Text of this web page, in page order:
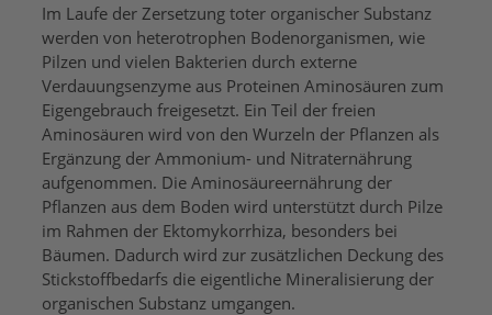
Im Laufe der Zersetzung toter organischer Substanz
werden von heterotrophen Bodenorganismen, wie
Pilzen und vielen Bakterien durch externe
Verdauungsenzyme aus Proteinen Aminosäuren zum
Eigengebrauch freigesetzt. Ein Teil der freien
Aminosäuren wird von den Wurzeln der Pflanzen als
Ergänzung der Ammonium- und Nitraternährung
aufgenommen. Die Aminosäureernährung der
Pflanzen aus dem Boden wird unterstützt durch Pilze
im Rahmen der Ektomykorrhiza, besonders bei
Bäumen. Dadurch wird zur zusätzlichen Deckung des
Stickstoffbedarfs die eigentliche Mineralisierung der
organischen Substanz umgangen.